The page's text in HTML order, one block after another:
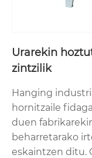
Urarekin
zintzilik
Hanging
hornitzaile
duen
beharretarako
eskaintzen ditu.